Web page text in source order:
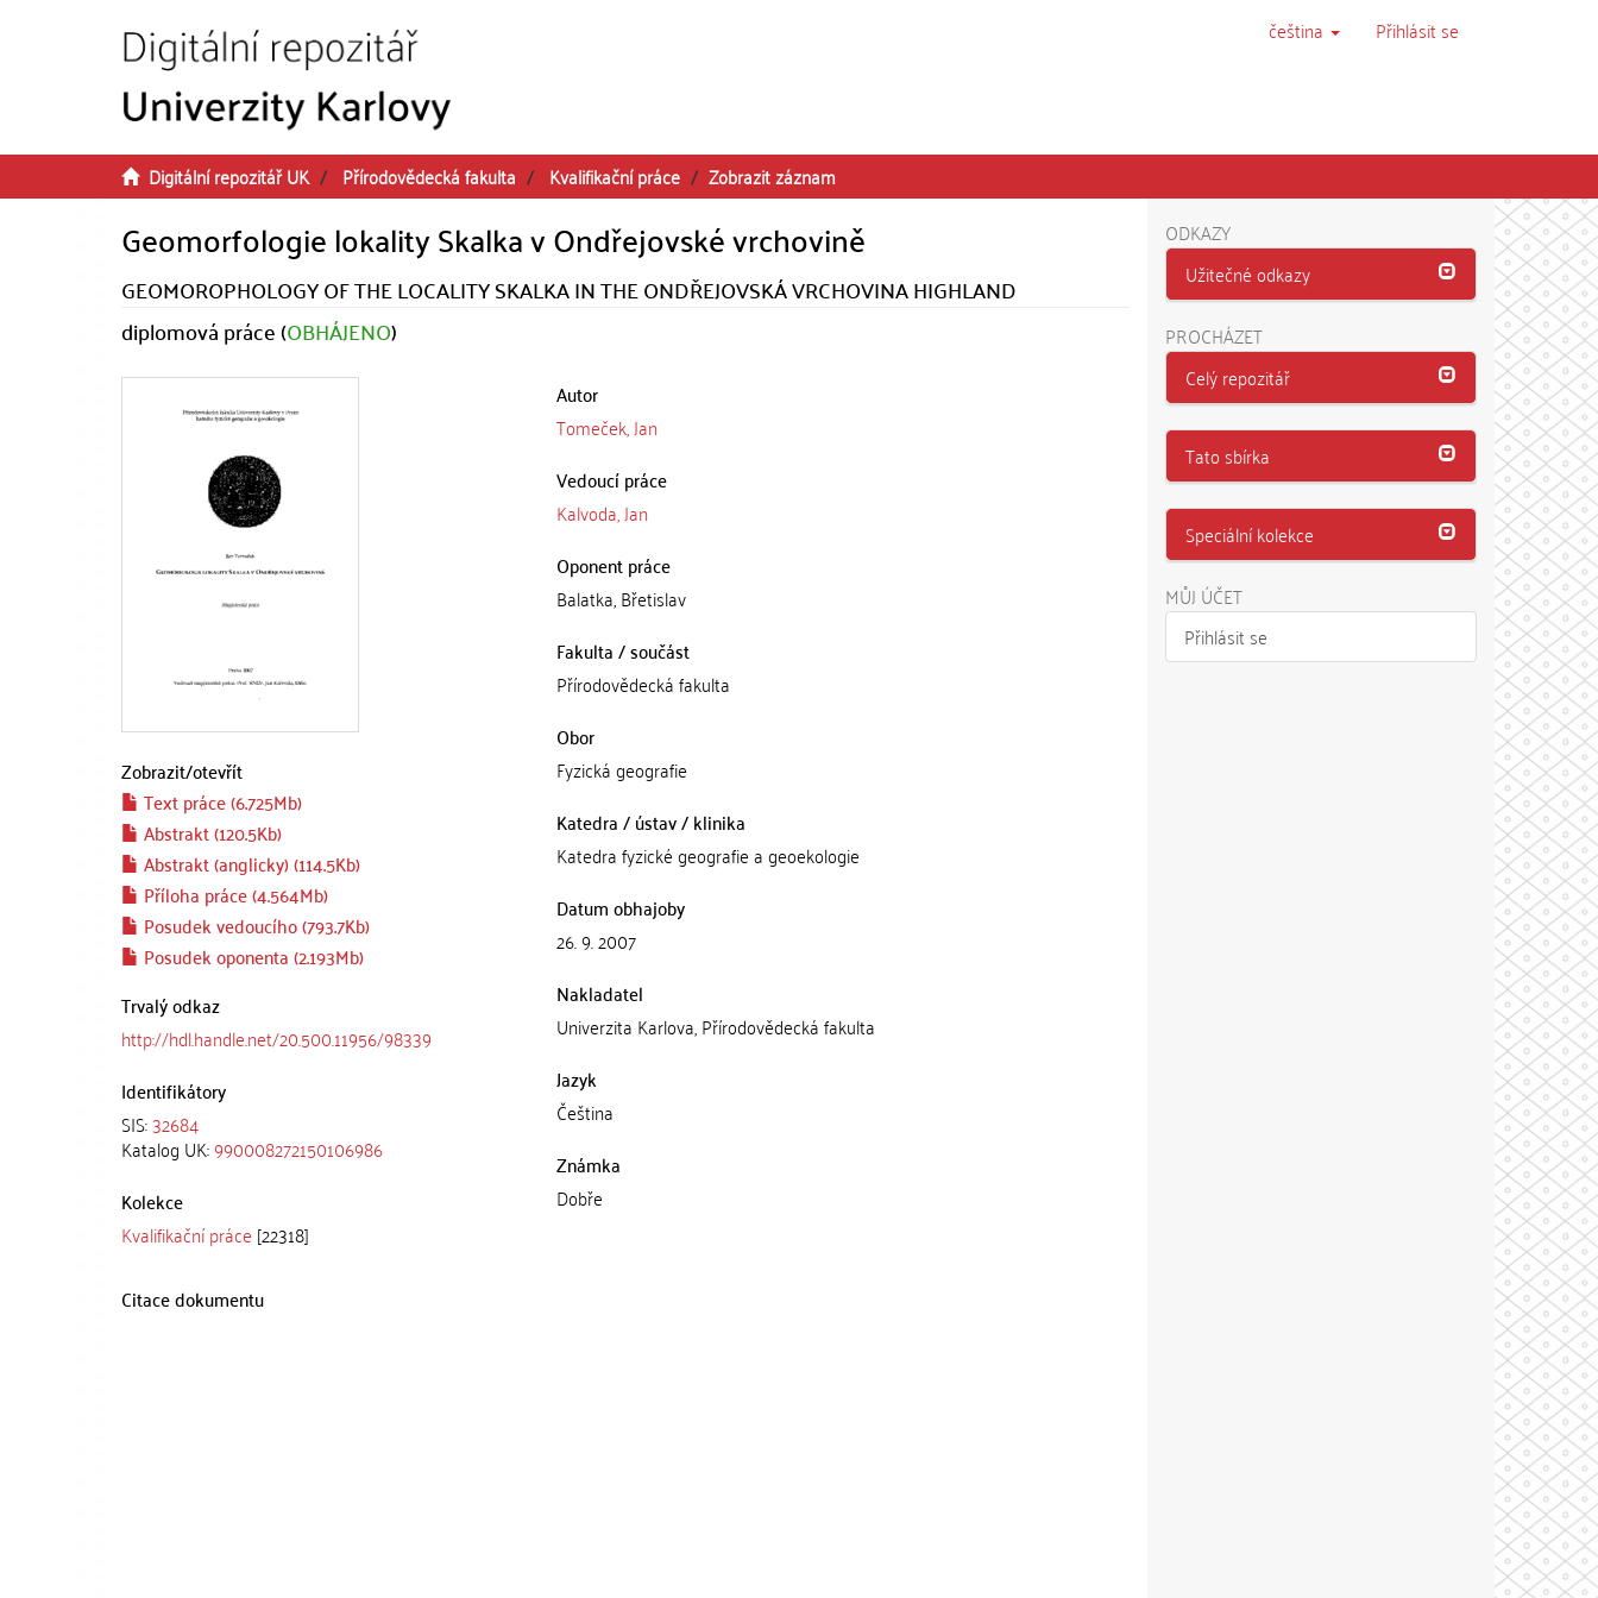
čeština Přihlásit se
Digitální repozitář UK Přírodovědecká fakulta Kvalifikační práce Zobrazit záznam
Geomorfologie lokality Skalka v Ondřejovské vrchovině
GEOMOROPHOLOGY OF THE LOCALITY SKALKA IN THE ONDŘEJOVSKÁ VRCHOVINA HIGHLAND
diplomová práce (OBHÁJENO)
Zobrazit/otevřít
Text práce (6.725Mb)
Abstrakt (120.5Kb)
Abstrakt (anglicky) (114.5Kb)
Příloha práce (4.564Mb)
Posudek vedoucího (793.7Kb)
Posudek oponenta (2.193Mb)
Trvalý odkaz
http://hdl.handle.net/20.500.11956/98339
Identifikátory
SIS:32684
Katalog UK:990008272150106986
Kolekce
Kvalifikační práce [22318]
Autor
Tomeček, Jan
Vedoucí práce
Kalvoda, Jan
Oponent práce
Balatka, Břetislav
Fakulta / součást
Přírodovědecká fakulta
Obor
Fyzická geografie
Katedra / ústav / klinika
Katedra fyzické geografie a geoekologie
Datum obhajoby
26. 9. 2007
Nakladatel
Univerzita Karlova, Přírodovědecká fakulta
Jazyk
Čeština
Známka
Dobře
Citace dokumentu
ODKAZY
Užitečné odkazy
PROCHÁZET
Celý repozitář
Tato sbírka
Speciální kolekce
MŮJ ÚČET
Přihlásit se